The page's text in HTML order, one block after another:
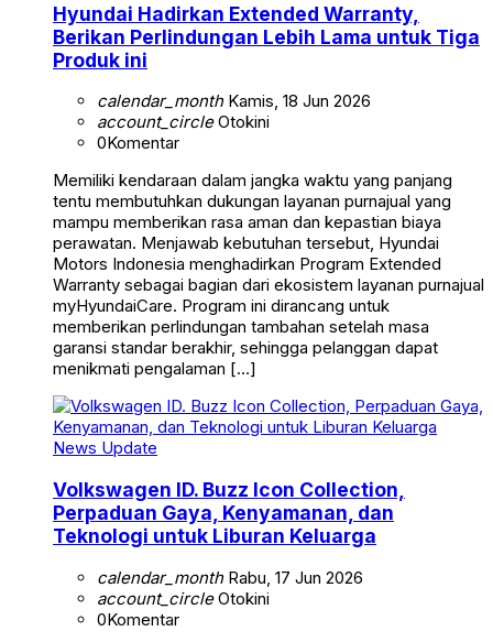
Hyundai Hadirkan Extended Warranty,
Berikan Perlindungan Lebih Lama untuk Tiga
Produk ini
calendar_monthKamis, 18 Jun 2026
account_circleOtokini
0Komentar
Memiliki kendaraan dalam jangka waktu yang panjang
tentu membutuhkan dukungan layanan purnajual yang
mampu memberikan rasa aman dan kepastian biaya
perawatan. Menjawab kebutuhan tersebut, Hyundai
Motors Indonesia menghadirkan Program Extended
Warranty sebagai bagian dari ekosistem layanan purnajual
myHyundaiCare. Program ini dirancang untuk
memberikan perlindungan tambahan setelah masa
garansi standar berakhir, sehingga pelanggan dapat
menikmati pengalaman […]
News Update
Volkswagen ID. Buzz Icon Collection,
Perpaduan Gaya, Kenyamanan, dan
Teknologi untuk Liburan Keluarga
calendar_monthRabu, 17 Jun 2026
account_circleOtokini
0Komentar